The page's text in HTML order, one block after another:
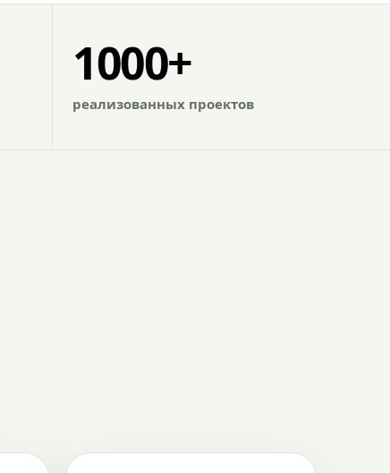
1000+
реализованных проектов